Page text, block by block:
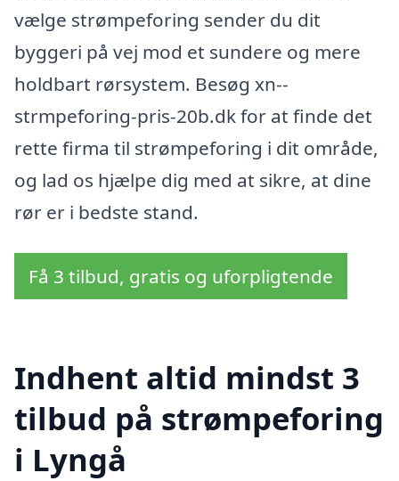
vælge strømpeforing sender du dit
byggeri på vej mod et sundere og mere
holdbart rørsystem. Besøg xn--
strmpeforing-pris-20b.dk for at finde det
rette firma til strømpeforing i dit område,
og lad os hjælpe dig med at sikre, at dine
rør er i bedste stand.
Få 3 tilbud, gratis og uforpligtende
Indhent altid mindst 3
tilbud på strømpeforing
i Lyngå